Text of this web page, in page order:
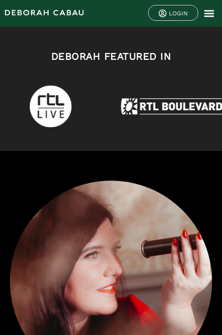
LOGIN
DEBORAH FEATURED IN